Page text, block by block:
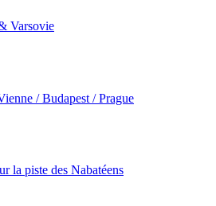
Varsovie
/ Budapest / Prague
la piste des Nabatéens